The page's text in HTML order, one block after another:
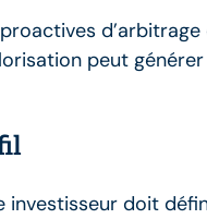
peut
doit